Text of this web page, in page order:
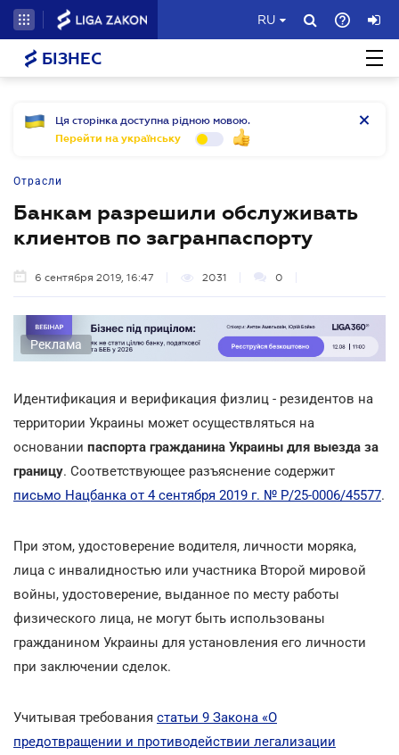
RU
БІЗНЕС
Ця сторінка доступна рідною мовою.
Перейти на українську
Отрасли
Банкам разрешили обслуживать
клиентов по загранпаспорту
6 сентября 2019, 16:47 2031 0
Реклама
Идентификация и верификация физлиц - резидентов на
территории Украины может осуществляться на
основании паспорта гражданина Украины для выезда за
границу. Соответствующее разъяснение содержит
письмо Нацбанка от 4 сентября 2019 г. № Р/25-0006/45577.
При этом, удостоверение водителя, личности моряка,
лица с инвалидностью или участника Второй мировой
войны, удостоверение, выданное по месту работы
физического лица, не могут быть использованы
гражданином Украины для установления его личности
при заключении сделок.
Учитывая требования статьи 9 Закона «О
предотвращении и противодействии легализации